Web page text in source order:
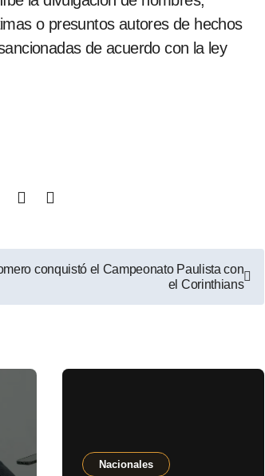
o presuntos autores de hechos
de acuerdo con la ley
conquistó el Campeonato Paulista con
el Corinthians
Nacionales